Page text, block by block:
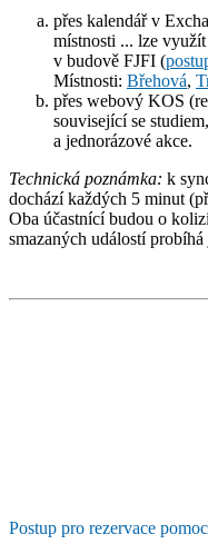
přes kalendář v
místnosti ... lze
v budově FJFI (
Místnosti: Břehová,
přes webový KOS
související se
a jednorázové akce.
Technická poznámka: k
dochází každých 5 minut
Oba účastnící budou o
smazaných událostí
Postup pro rezervace